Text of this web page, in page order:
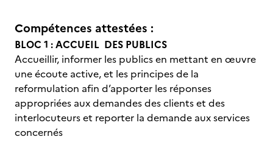
Compétences attestées :
BLOC 1 : ACCUEIL DES PUBLICS
Accueillir, informer les publics en mettant en œuvre
une écoute active, et les principes de la
reformulation afin d’apporter les réponses
appropriées aux demandes des clients et des
interlocuteurs et reporter la demande aux services
concernés